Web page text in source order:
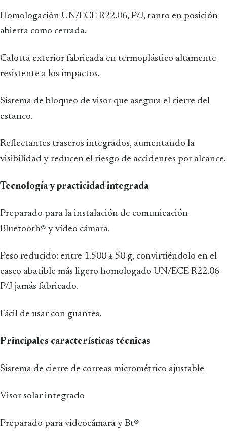
Homologación UN/ECE R22.06, P/J, tanto en posición
abierta como cerrada.
Calotta exterior fabricada en termoplástico altamente
resistente a los impactos.
Sistema de bloqueo de visor que asegura el cierre del
estanco.
Reflectantes traseros integrados, aumentando la
visibilidad y reducen el riesgo de accidentes por alcance.
Tecnología y practicidad integrada
Preparado para la instalación de comunicación
Bluetooth® y vídeo cámara.
Peso reducido: entre 1.500 ± 50 g, convirtiéndolo en el
casco abatible más ligero homologado UN/ECE R22.06
P/J jamás fabricado.
Fácil de usar con guantes.
Principales características técnicas
Sistema de cierre de correas micrométrico ajustable
Visor solar integrado
Preparado para videocámara y Bt®